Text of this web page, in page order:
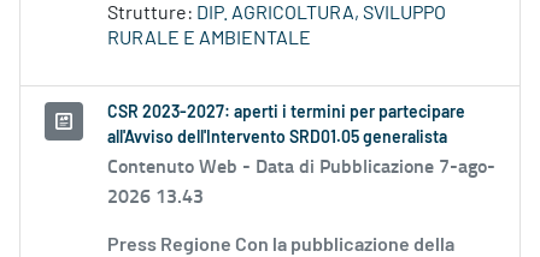
Strutture: DIP. AGRICOLTURA, SVILUPPO
RURALE E AMBIENTALE
CSR 2023-2027: aperti i termini per partecipare
all'Avviso dell'Intervento SRD01.05 generalista
Contenuto Web - Data di Pubblicazione 7-ago-
2026 13.43
Press Regione Con la pubblicazione della